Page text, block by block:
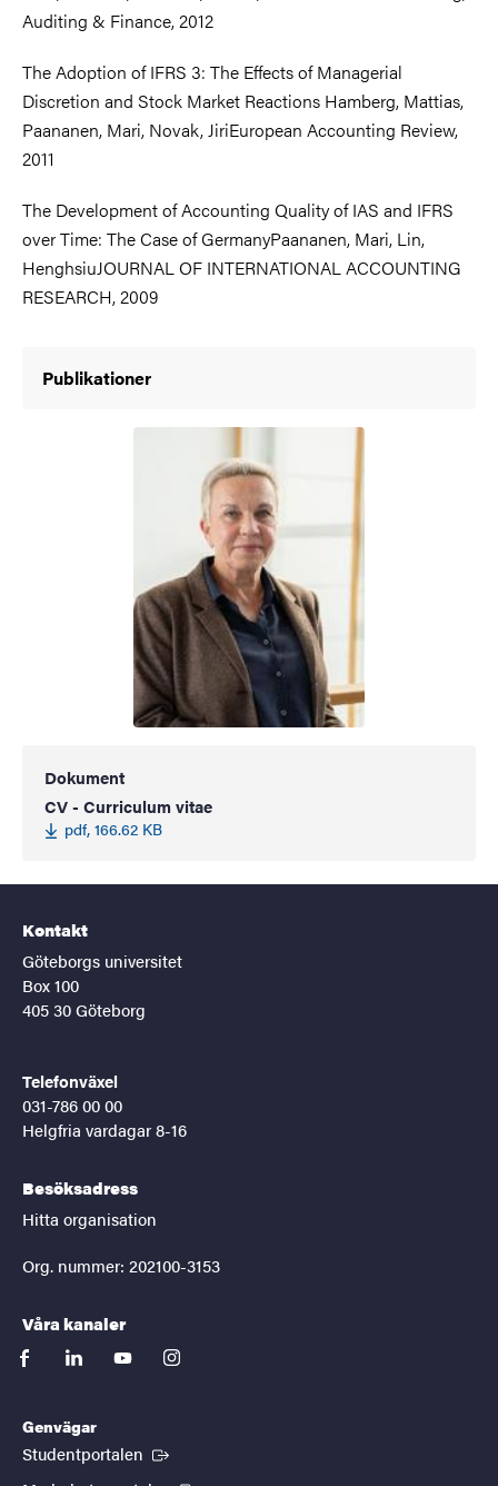
Auditing & Finance, 2012
The Adoption of IFRS 3: The Effects of Managerial
Discretion and Stock Market Reactions Hamberg, Mattias,
Paananen, Mari, Novak, JiriEuropean Accounting Review,
2011
The Development of Accounting Quality of IAS and IFRS
over Time: The Case of GermanyPaananen, Mari, Lin,
HenghsiuJOURNAL OF INTERNATIONAL ACCOUNTING
RESEARCH, 2009
Publikationer
Dokument
CV - Curriculum vitae
pdf, 166.62 KB
Kontakt
Göteborgs universitet
Box 100
405 30 Göteborg
Telefonväxel
031-786 00 00
Helgfria vardagar 8-16
Besöksadress
Hitta organisation
Org. nummer: 202100-3153
Våra kanaler
facebooklinkedinyoutubeinstagram
Genvägar
Studentportalen (Extern länk)